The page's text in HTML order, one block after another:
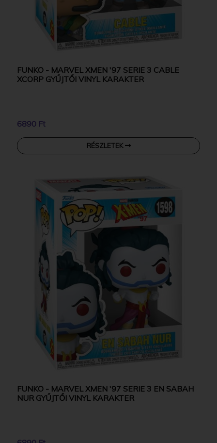
FUNKO - MARVEL XMEN '97 SERIE 3 CABLE
XCORP GYŰJTŐI VINYL KARAKTER
6890 Ft
RÉSZLETEK
FUNKO - MARVEL XMEN '97 SERIE 3 EN SABAH
NUR GYŰJTŐI VINYL KARAKTER